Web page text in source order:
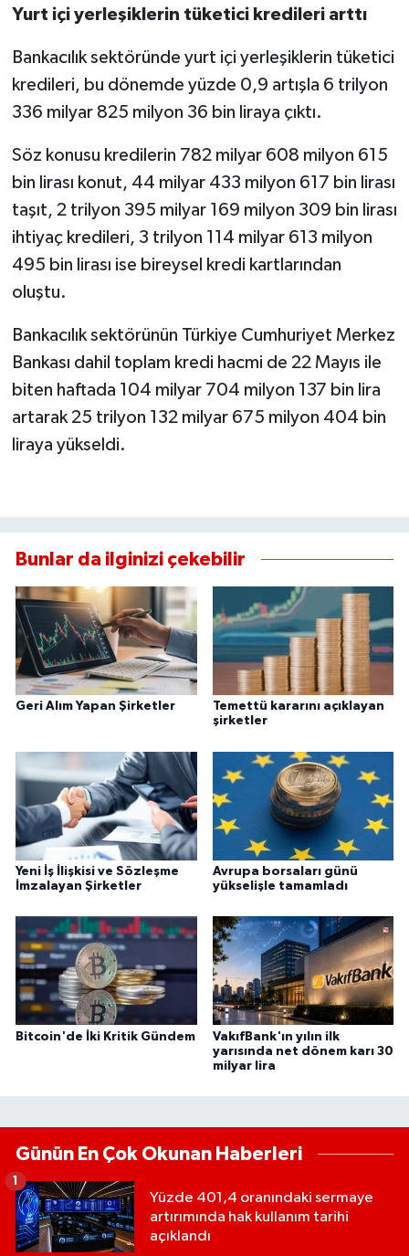
Yurt içi yerleşiklerin tüketici kredileri arttı
Bankacılık sektöründe yurt içi yerleşiklerin tüketici
kredileri, bu dönemde yüzde 0,9 artışla 6 trilyon
336 milyar 825 milyon 36 bin liraya çıktı.
Söz konusu kredilerin 782 milyar 608 milyon 615
bin lirası konut, 44 milyar 433 milyon 617 bin lirası
taşıt, 2 trilyon 395 milyar 169 milyon 309 bin lirası
ihtiyaç kredileri, 3 trilyon 114 milyar 613 milyon
495 bin lirası ise bireysel kredi kartlarından
oluştu.
Bankacılık sektörünün Türkiye Cumhuriyet Merkez
Bankası dahil toplam kredi hacmi de 22 Mayıs ile
biten haftada 104 milyar 704 milyon 137 bin lira
artarak 25 trilyon 132 milyar 675 milyon 404 bin
liraya yükseldi.
Bunlar da ilginizi çekebilir
Geri Alım Yapan Şirketler
Temettü kararını açıklayan
şirketler
Yeni İş İlişkisi ve Sözleşme
İmzalayan Şirketler
Avrupa borsaları günü
yükselişle tamamladı
Bitcoin'de İki Kritik Gündem
VakıfBank'ın yılın ilk
yarısında net dönem karı 30
milyar lira
Günün En Çok Okunan Haberleri
Yüzde 401,4 oranındaki sermaye
artırımında hak kullanım tarihi
açıklandı
1